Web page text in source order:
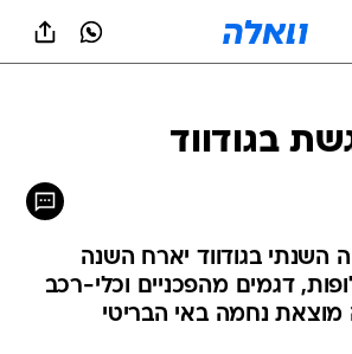
בגודווד
השנתי בגודווד יארח השנה
דגמים מהפכניים וכלי-רכב
מוצאת נחמה באי הבריטי